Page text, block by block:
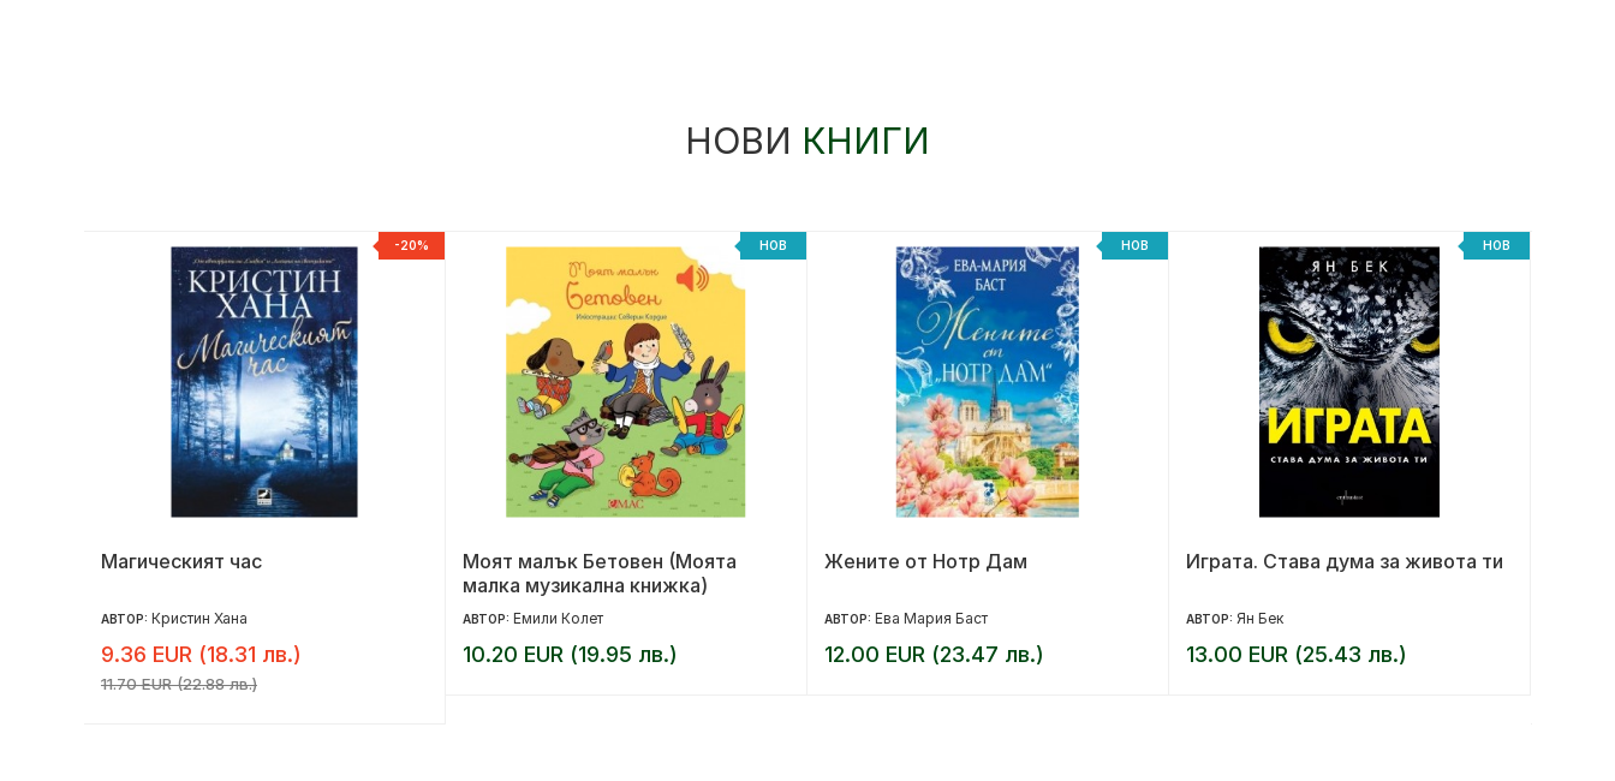
НОВИ КНИГИ
-20%
Магическият час
АВТОР: Кристин Хана
9.36 EUR (18.31 лв.)
11.70 EUR (22.88 лв.)
НОВ
Моят малък Бетовен (Моята
малка музикална книжка)
АВТОР: Емили Колет
10.20 EUR (19.95 лв.)
НОВ
Жените от Нотр Дам
АВТОР: Ева Мария Баст
12.00 EUR (23.47 лв.)
НОВ
Играта. Става дума за живота ти
АВТОР: Ян Бек
13.00 EUR (25.43 лв.)